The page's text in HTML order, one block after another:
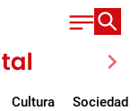
chevron_right
Cultura Sociedad